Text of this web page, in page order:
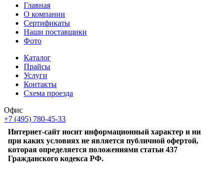
Главная
О компании
Сертификаты
Наши поставщики
Фото
Каталог
Прайсы
Услуги
Контакты
Схема проезда
Офис
+7 (495) 780-45-33
Интернет-сайт носит информационный характер и ни
при каких условиях не является публичной офертой,
которая определяется положениями статьи 437
Гражданского кодекса РФ.